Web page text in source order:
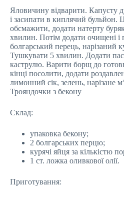
Яловичину відварити. Капусту
і засипати в киплячий бульйон.
обсмажити, додати натерту
хвилин. Потім додати очищені і
болгарський перець, нарізаний
Тушкувати 5 хвилин. Додати
каструлю. Варити борщ до
кінці посолити, додати
лимонний сік, зелень, нарізане
Трояндочки з бекону
Склад:
упаковка бекону;
2 болгарських перцю;
курячі яйця за кількістю
1 ст. ложка оливкової олії.
Приготування: